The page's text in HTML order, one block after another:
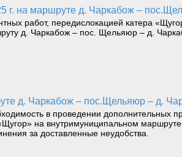
г. на маршруте д. Чаркабож –
работ, передислокацией катера
д. Чаркабож – пос. Щельяюр – д.
д. Чаркабож – пос.Щельяюр – д.
в проведении дополнительных
на внутримуниципальном
за доставленные неудобства.